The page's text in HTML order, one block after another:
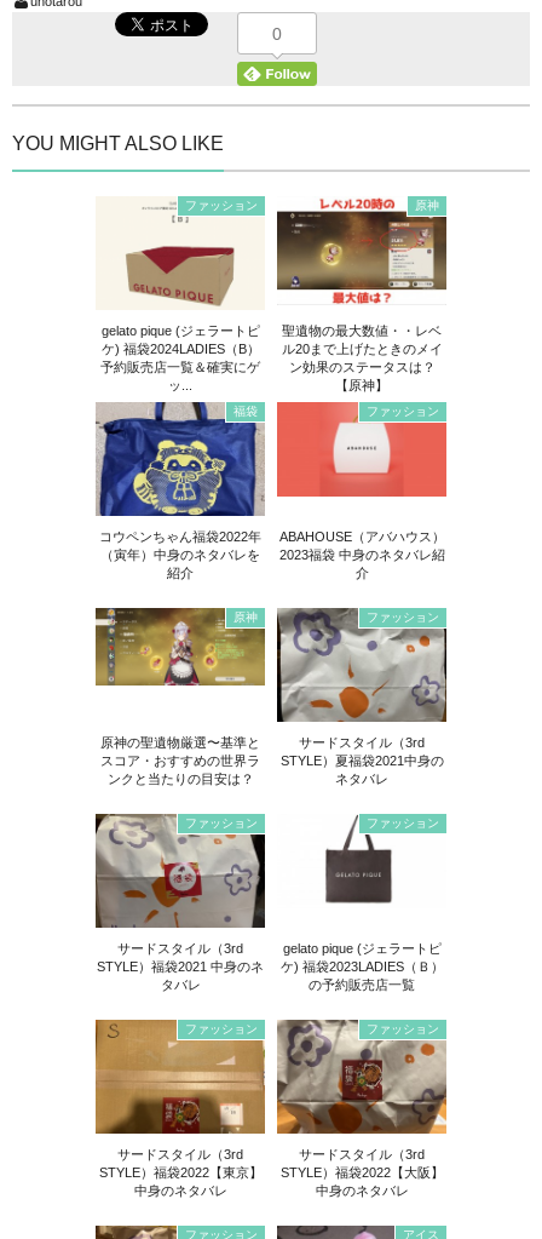
0
YOU MIGHT ALSO LIKE
ファッション
gelato pique (ジェラートピ
ケ) 福袋2024LADIES（B）
予約販売店一覧＆確実にゲ
ッ...
原神
聖遺物の最大数値・・レベ
ル20まで上げたときのメイ
ン効果のステータスは？
【原神】
福袋
コウペンちゃん福袋2022年
（寅年）中身のネタバレを
紹介
ファッション
ABAHOUSE（アバハウス）
2023福袋 中身のネタバレ紹
介
原神
原神の聖遺物厳選〜基準と
スコア・おすすめの世界ラ
ンクと当たりの目安は？
ファッション
サードスタイル（3rd
STYLE）夏福袋2021中身の
ネタバレ
ファッション
サードスタイル（3rd
STYLE）福袋2021 中身のネ
タバレ
ファッション
gelato pique (ジェラートピ
ケ) 福袋2023LADIES（Ｂ）
の予約販売店一覧
ファッション
サードスタイル（3rd
STYLE）福袋2022【東京】
中身のネタバレ
ファッション
サードスタイル（3rd
STYLE）福袋2022【大阪】
中身のネタバレ
ファッション アイス